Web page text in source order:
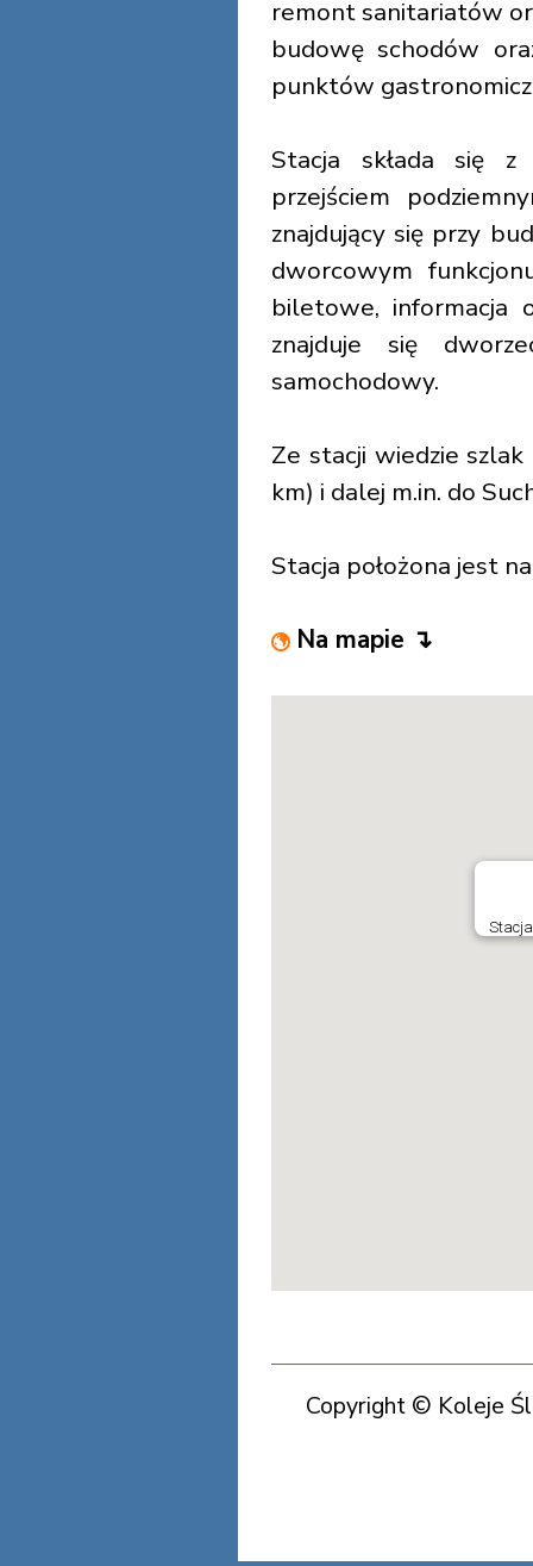
remont sanitariatów
budowę schodów
punktów
Stacja składa się z
przejściem
znajdujący się przy
dworcowym
biletowe, informacja
znajduje się
samochodowy.
Ze stacji wiedzie
km) i dalej m.in. do
Stacja położona jest
Na mapie ↴
Copyright © Koleje